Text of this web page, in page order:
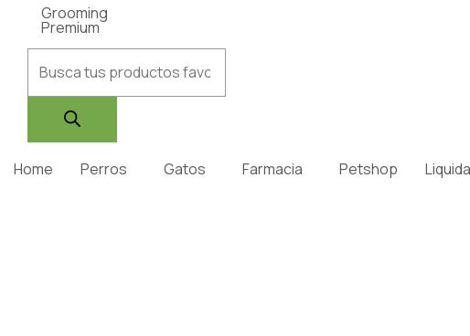
Grooming
Premium
Home Perros Gatos Farmacia Petshop